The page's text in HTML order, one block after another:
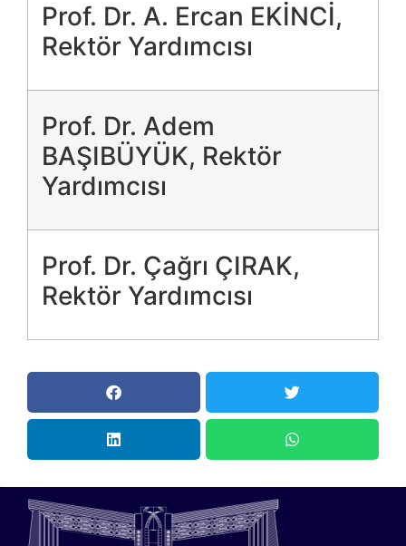
Prof. Dr. A. Ercan EKİNCİ,
Rektör Yardımcısı
Prof. Dr. Adem
BAŞIBÜYÜK​, Rektör
Yardımcısı
Prof. Dr. Çağrı ÇIRAK,
Rektör Yardımcısı